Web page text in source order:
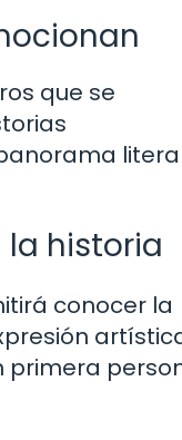
que se
la historia
conocer la
primera